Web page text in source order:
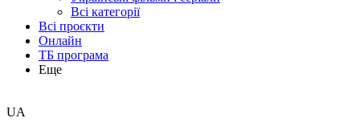
Всі категорії
Всі проєкти
Онлайн
ТБ програма
Еще
UA